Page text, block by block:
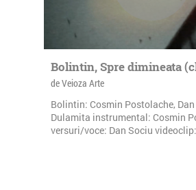
Bolintin, Spre dimineata
de Veioza Arte
Bolintin: Cosmin Postolache,
Dulamita instrumental: Cosmin
versuri/voce: Dan Sociu